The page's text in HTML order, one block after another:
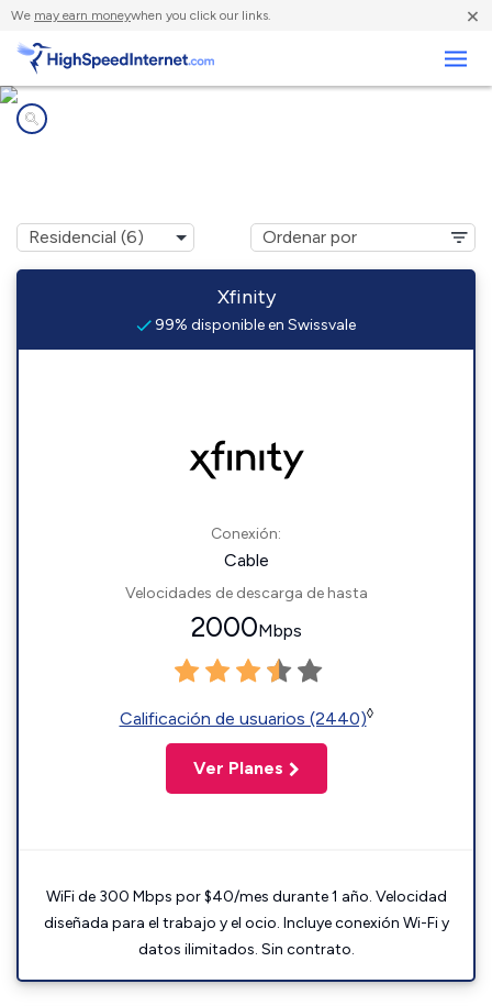
We may earn moneywhen you click our links. ×
Xfinity
99% disponible en Swissvale
Conexión:
Cable
Velocidades de descarga de hasta
2000Mbps
Calificación de usuarios (2440)◊
Ver Planes
WiFi de 300 Mbps por $40/mes durante 1 año. Velocidad
diseñada para el trabajo y el ocio. Incluye conexión Wi-Fi y
datos ilimitados. Sin contrato.